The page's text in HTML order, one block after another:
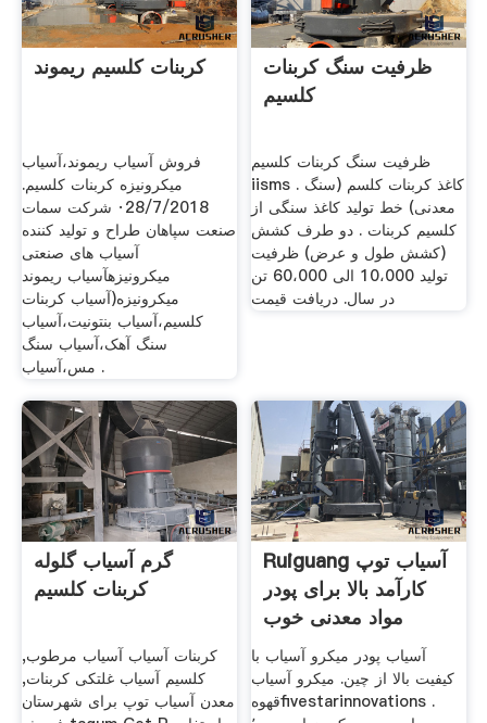
کربنات کلسیم ریموند
فروش آسیاب ریموند،آسیاب
میکرونیزه کربنات کلسیم.
28/7/2018· شرکت سمات
صنعت سپاهان طراح و تولید کننده
آسیاب های صنعتی
میکرونیزهآسیاب ریموند
میکرونیزه(آسیاب کربنات
کلسیم،آسیاب بنتونیت،آسیاب
سنگ آهک،آسیاب سنگ
مس،آسیاب .
ظرفیت سنگ کربنات
کلسیم
ظرفیت سنگ کربنات کلسیم
iisms . کاغذ کربنات کلسم (سنگ
معدنی) خط تولید کاغذ سنگی از
کلسیم کربنات . دو طرف کشش
(کشش طول و عرض) ظرفیت
تولید 10،000 الی 60،000 تن
در سال. دریافت قیمت
گرم آسیاب گلوله
کربنات کلسیم
کربنات آسیاب آسیاب مرطوب,
کلسیم آسیاب غلتکی کربنات,
معدن آسیاب توپ برای شهرستان
Ruiguang آسیاب توپ
کارآمد بالا برای پودر
مواد معدنی خوب
آسیاب پودر میکرو آسیاب با
کیفیت بالا از چین. میکرو آسیاب
قهوهfivestarinnovations .